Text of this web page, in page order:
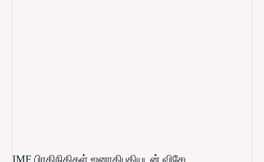
IMF பிரதிநிதிகள் ஜனாதிபதியுடன் விசேட